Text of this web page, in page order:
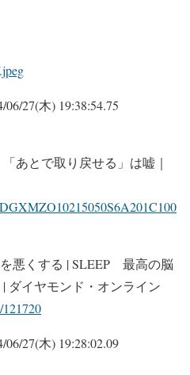
06/27(木) 19:38:54.75
あとで取り戻せる」は嘘｜
悪くする | SLEEP 最高の脳
ダイヤモンド・オンライン
121720
06/27(木) 19:28:02.09